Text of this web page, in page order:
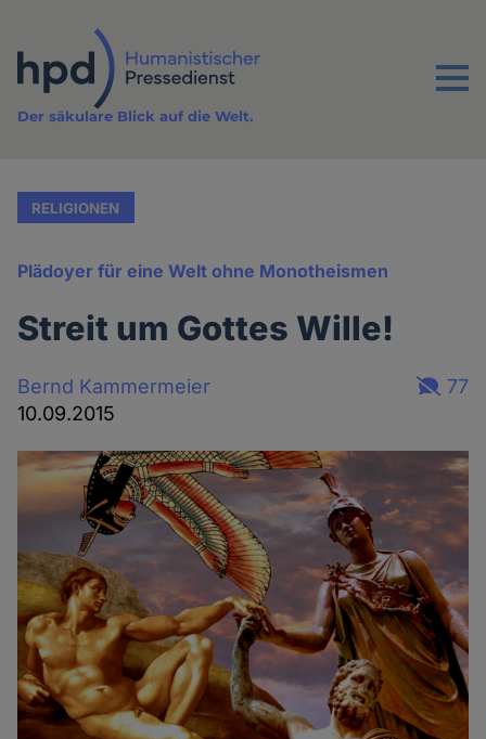
Inhalt
Menu
Der säkulare Blick auf die Welt.
RELIGIONEN
Plädoyer für eine Welt ohne Monotheismen
Streit um Gottes Wille!
Bernd Kammermeier
10.09.2015
77